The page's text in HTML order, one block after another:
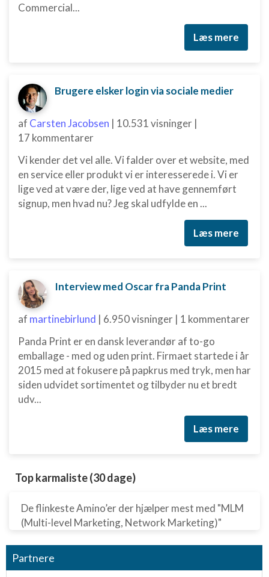
Commercial...
Læs mere
Brugere elsker login via sociale medier
af Carsten Jacobsen | 10.531 visninger |
17 kommentarer
Vi kender det vel alle. Vi falder over et website, med
en service eller produkt vi er interesserede i. Vi er
lige ved at være der, lige ved at have gennemført
signup, men hvad nu? Jeg skal udfylde en ...
Læs mere
Interview med Oscar fra Panda Print
af martinebirlund | 6.950 visninger | 1 kommentarer
Panda Print er en dansk leverandør af to-go
emballage - med og uden print. Firmaet startede i år
2015 med at fokusere på papkrus med tryk, men har
siden udvidet sortimentet og tilbyder nu et bredt
udv...
Læs mere
Top karmaliste (30 dage)
De flinkeste Amino’er der hjælper mest med "MLM
(Multi-level Marketing, Network Marketing)"
Partnere